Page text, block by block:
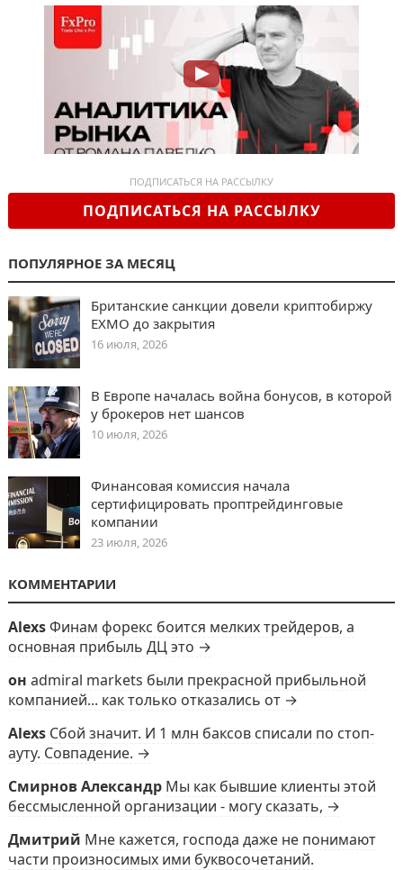
ПОДПИСАТЬСЯ НА РАССЫЛКУ
ПОДПИСАТЬСЯ НА РАССЫЛКУ
ПОПУЛЯРНОЕ ЗА МЕСЯЦ
Британские санкции довели криптобиржу
EXMO до закрытия
16 июля, 2026
В Европе началась война бонусов, в которой
у брокеров нет шансов
10 июля, 2026
Финансовая комиссия начала
сертифицировать проптрейдинговые
компании
23 июля, 2026
КОММЕНТАРИИ
AlexsФинам форекс боится мелких трейдеров, а
основная прибыль ДЦ это →
он admiral markets были прекрасной прибыльной
компанией... как только отказались от →
Alexs Сбой значит. И 1 млн баксов списали по стоп-
ауту. Совпадение. →
Смирнов Александр Мы как бывшие клиенты этой
бессмысленной организации - могу сказать, →
Дмитрий Мне кажется, господа даже не понимают
части произносимых ими буквосочетаний.